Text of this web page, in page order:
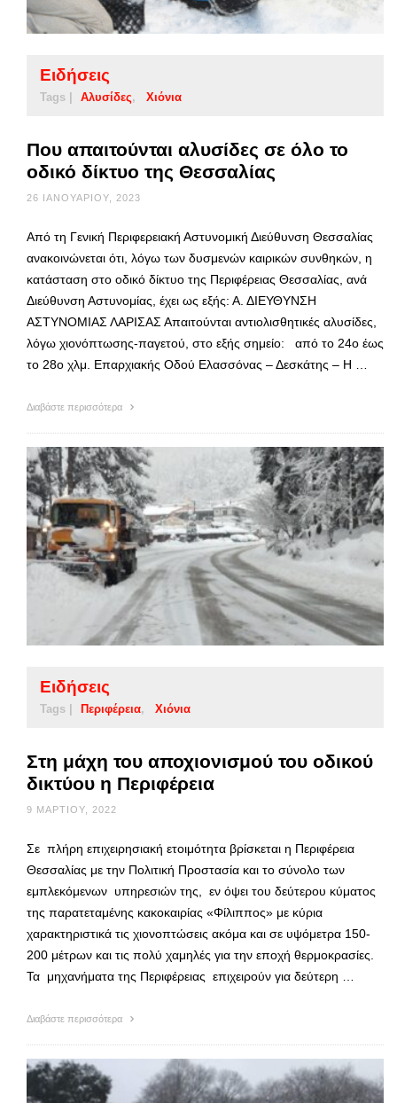
Ειδήσεις
Tags | Αλυσίδες Χιόνια
Που απαιτούνται αλυσίδες σε όλο το
οδικό δίκτυο της Θεσσαλίας
26 ΙΑΝΟΥΑΡΊΟΥ, 2023
Από τη Γενική Περιφερειακή Αστυνομική Διεύθυνση Θεσσαλίας
ανακοινώνεται ότι, λόγω των δυσμενών καιρικών συνθηκών, η
κατάσταση στο οδικό δίκτυο της Περιφέρειας Θεσσαλίας, ανά
Διεύθυνση Αστυνομίας, έχει ως εξής: Α. ΔΙΕΥΘΥΝΣΗ
ΑΣΤΥΝΟΜΙΑΣ ΛΑΡΙΣΑΣ Απαιτούνται αντιολισθητικές αλυσίδες,
λόγω χιονόπτωσης-παγετού, στο εξής σημείο: από το 24ο έως
το 28ο χλμ. Επαρχιακής Οδού Ελασσόνας – Δεσκάτης – Η …
Διαβάστε περισσότερα
Ειδήσεις
Tags | Περιφέρεια Χιόνια
Στη μάχη του αποχιονισμού του οδικού
δικτύου η Περιφέρεια
9 ΜΑΡΤΊΟΥ, 2022
Σε πλήρη επιχειρησιακή ετοιμότητα βρίσκεται η Περιφέρεια
Θεσσαλίας με την Πολιτική Προστασία και το σύνολο των
εμπλεκόμενων υπηρεσιών της, εν όψει του δεύτερου κύματος
της παρατεταμένης κακοκαιρίας «Φίλιππος» με κύρια
χαρακτηριστικά τις χιονοπτώσεις ακόμα και σε υψόμετρα 150-
200 μέτρων και τις πολύ χαμηλές για την εποχή θερμοκρασίες.
Τα μηχανήματα της Περιφέρειας επιχειρούν για δεύτερη …
Διαβάστε περισσότερα